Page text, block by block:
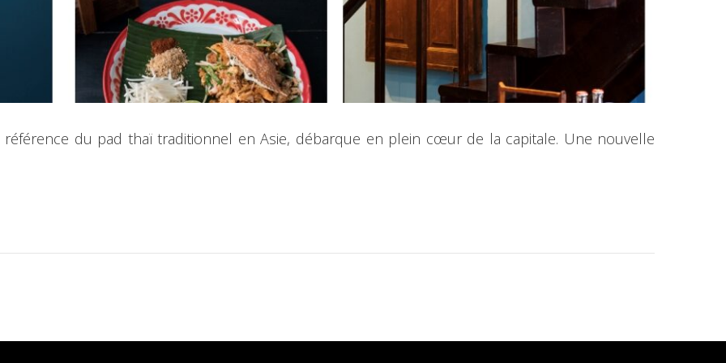
référence du pad thaï traditionnel en Asie, débarque en plein cœur de la capitale. Une nouvelle